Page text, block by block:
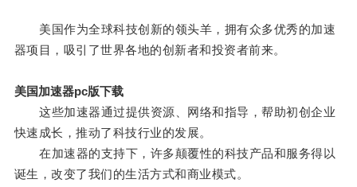
美国作为全球科技创新的领头羊，拥有众多优秀的加速
器项目，吸引了世界各地的创新者和投资者前来。
美国加速器pc版下载
这些加速器通过提供资源、网络和指导，帮助初创企业
快速成长，推动了科技行业的发展。
在加速器的支持下，许多颠覆性的科技产品和服务得以
诞生，改变了我们的生活方式和商业模式。